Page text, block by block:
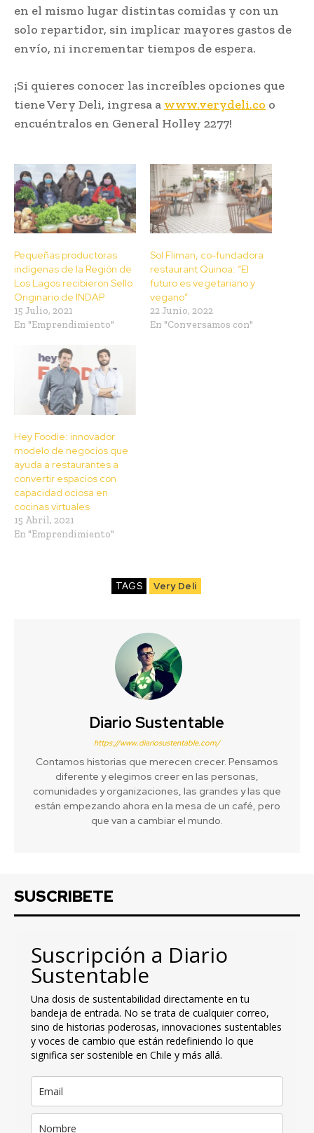
en el mismo lugar distintas comidas y con un
solo repartidor, sin implicar mayores gastos de
envío, ni incrementar tiempos de espera.
¡Si quieres conocer las increíbles opciones que
tiene Very Deli, ingresa a www.verydeli.co o
encuéntralos en General Holley 2277!
Pequeñas productoras
indígenas de la Región de
Los Lagos recibieron Sello
Originario de INDAP
15 Julio, 2021
En "Emprendimiento"
Sol Fliman, co-fundadora
restaurant Quinoa: “El
futuro es vegetariano y
vegano”
22 Junio, 2022
En "Conversamos con"
Hey Foodie: innovador
modelo de negocios que
ayuda a restaurantes a
convertir espacios con
capacidad ociosa en
cocinas virtuales
15 Abril, 2021
En "Emprendimiento"
TAGS Very Deli
Diario Sustentable
https://www.diariosustentable.com/
Contamos historias que merecen crecer. Pensamos
diferente y elegimos creer en las personas,
comunidades y organizaciones, las grandes y las que
están empezando ahora en la mesa de un café, pero
que van a cambiar el mundo.
SUSCRIBETE
Suscripción a Diario
Sustentable
Una dosis de sustentabilidad directamente en tu
bandeja de entrada. No se trata de cualquier correo,
sino de historias poderosas, innovaciones sustentables
y voces de cambio que están redefiniendo lo que
significa ser sostenible en Chile y más allá.